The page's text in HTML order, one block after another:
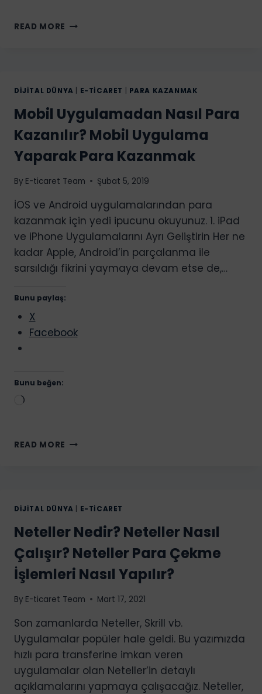
READ MORE ADMOB
GOOGLE
KULLANARAK
PARA
KAZANMAK
DIJITAL DÜNYA E-TICARET PARA KAZANMAK
Mobil Uygulamadan Nasıl Para
Kazanılır? Mobil Uygulama
Yaparak Para Kazanmak
By E-ticaret Team Şubat 5, 2019
İOS ve Android uygulamalarından para
kazanmak için yedi ipucunu okuyunuz. 1. iPad
ve iPhone Uygulamalarını Ayrı Geliştirin Her ne
kadar Apple, Android’in parçalanma ile
sarsıldığı fikrini yaymaya devam etse de,…
Bunu paylaş:
X
Facebook
Bunu beğen:
Yükleniyor...
READ MORE MOBIL
MOBIL
UYGULAMA
YAPARAK
PARA
KAZANMAK
DIJITAL DÜNYA E-TICARET
Neteller Nedir? Neteller Nasıl
Çalışır? Neteller Para Çekme
İşlemleri Nasıl Yapılır?
By E-ticaret Team Mart 17, 2021
Son zamanlarda Neteller, Skrill vb.
Uygulamalar popüler hale geldi. Bu yazımızda
hızlı para transferine imkan veren
uygulamalar olan Neteller’in detaylı
açıklamalarını yapmaya çalışacağız. Neteller,